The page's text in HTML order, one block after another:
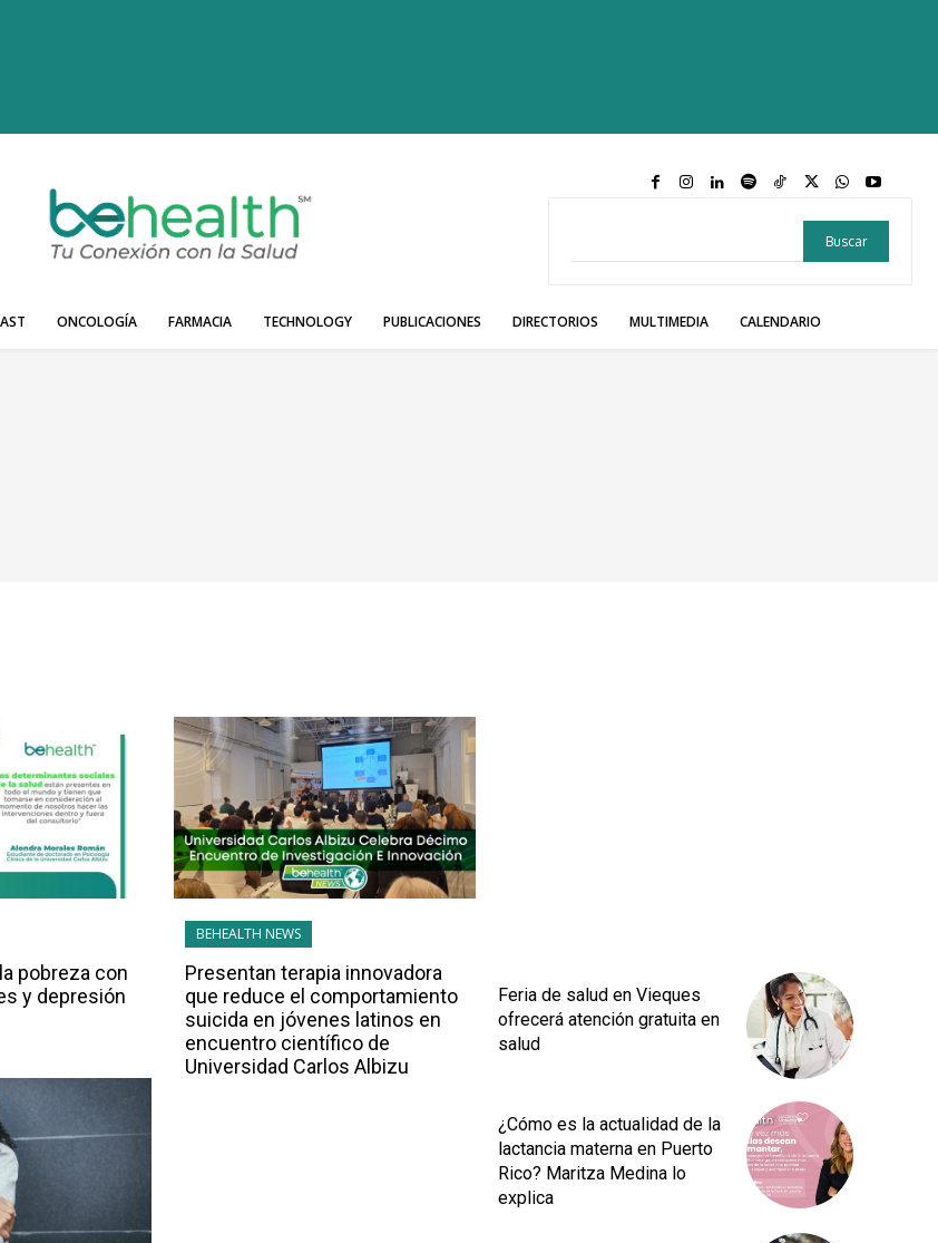
Buscar
ONCOLOGÍA FARMACIA TECHNOLOGY PUBLICACIONES DIRECTORIOS MULTIMEDIA CALENDARIO
pobreza con
y depresión
BEHEALTH NEWS
Presentan terapia innovadora
que reduce el comportamiento
suicida en jóvenes latinos en
encuentro científico de
Universidad Carlos Albizu
Feria de salud en Vieques
ofrecerá atención gratuita en
salud
¿Cómo es la actualidad de la
lactancia materna en Puerto
Rico? Maritza Medina lo
explica